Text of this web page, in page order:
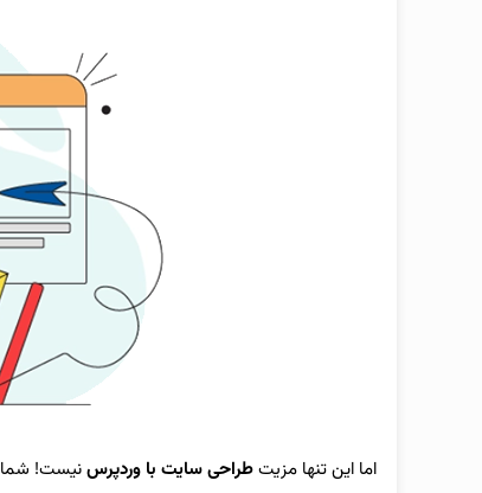
اما این تنها مزیتطراحی سایت با وردپرسنیست! شما